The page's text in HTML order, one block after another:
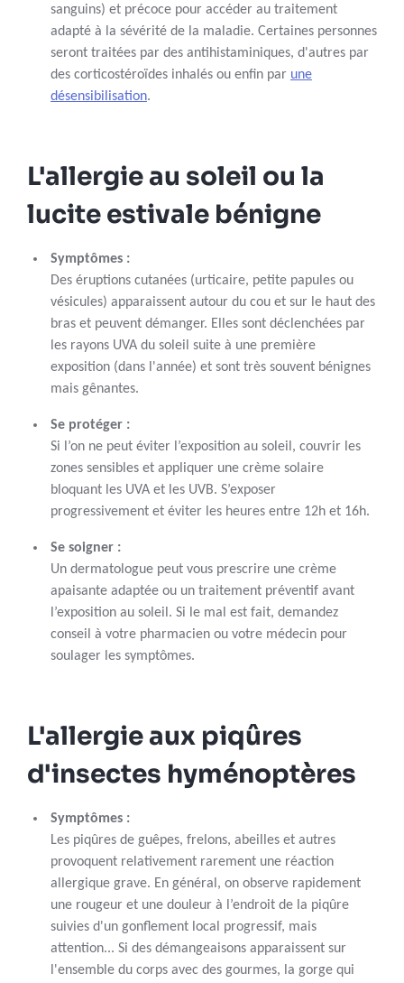
sanguins) et précoce pour accéder au traitement
adapté à la sévérité de la maladie. Certaines personnes
seront traitées par des antihistaminiques, d'autres par
des corticostéroïdes inhalés ou enfin par une
désensibilisation.
L'allergie au soleil ou la
lucite estivale bénigne
Symptômes :
Des éruptions cutanées (urticaire, petite papules ou
vésicules) apparaissent autour du cou et sur le haut des
bras et peuvent démanger. Elles sont déclenchées par
les rayons UVA du soleil suite à une première
exposition (dans l'année) et sont très souvent bénignes
mais gênantes.
Se protéger :
Si l’on ne peut éviter l’exposition au soleil, couvrir les
zones sensibles et appliquer une crème solaire
bloquant les UVA et les UVB. S’exposer
progressivement et éviter les heures entre 12h et 16h.
Se soigner :
Un dermatologue peut vous prescrire une crème
apaisante adaptée ou un traitement préventif avant
l’exposition au soleil. Si le mal est fait, demandez
conseil à votre pharmacien ou votre médecin pour
soulager les symptômes.
L'allergie aux piqûres
d'insectes hyménoptères
Symptômes :
Les piqûres de guêpes, frelons, abeilles et autres
provoquent relativement rarement une réaction
allergique grave. En général, on observe rapidement
une rougeur et une douleur à l’endroit de la piqûre
suivies d'un gonflement local progressif, mais
attention... Si des démangeaisons apparaissent sur
l'ensemble du corps avec des gourmes, la gorge qui